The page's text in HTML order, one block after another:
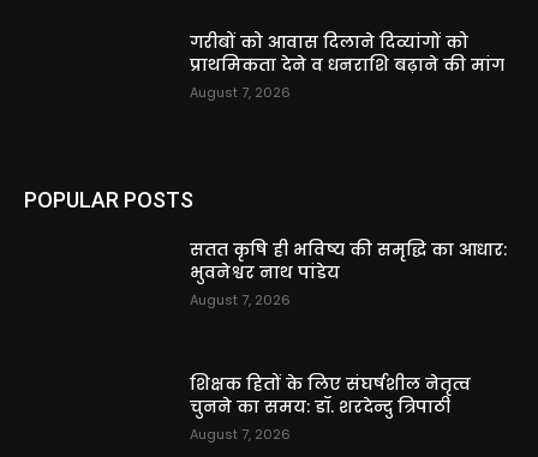
गरीबों को आवास दिलाने दिव्यांगों को
प्राथमिकता देने व धनराशि बढ़ाने की मांग
August 7, 2026
POPULAR POSTS
सतत कृषि ही भविष्य की समृद्धि का आधार:
भुवनेश्वर नाथ पांडेय
August 7, 2026
शिक्षक हितों के लिए संघर्षशील नेतृत्व
चुनने का समय: डॉ. शरदेन्दु त्रिपाठी
August 7, 2026